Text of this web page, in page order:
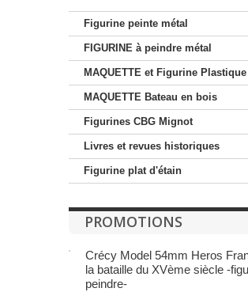
Figurine peinte métal
FIGURINE à peindre métal
MAQUETTE et Figurine Plastique
MAQUETTE Bateau en bois
Figurines CBG Mignot
Livres et revues historiques
Figurine plat d'étain
PROMOTIONS
Crécy Model 54mm Heros
la bataille du XVème siècle -
peindre-